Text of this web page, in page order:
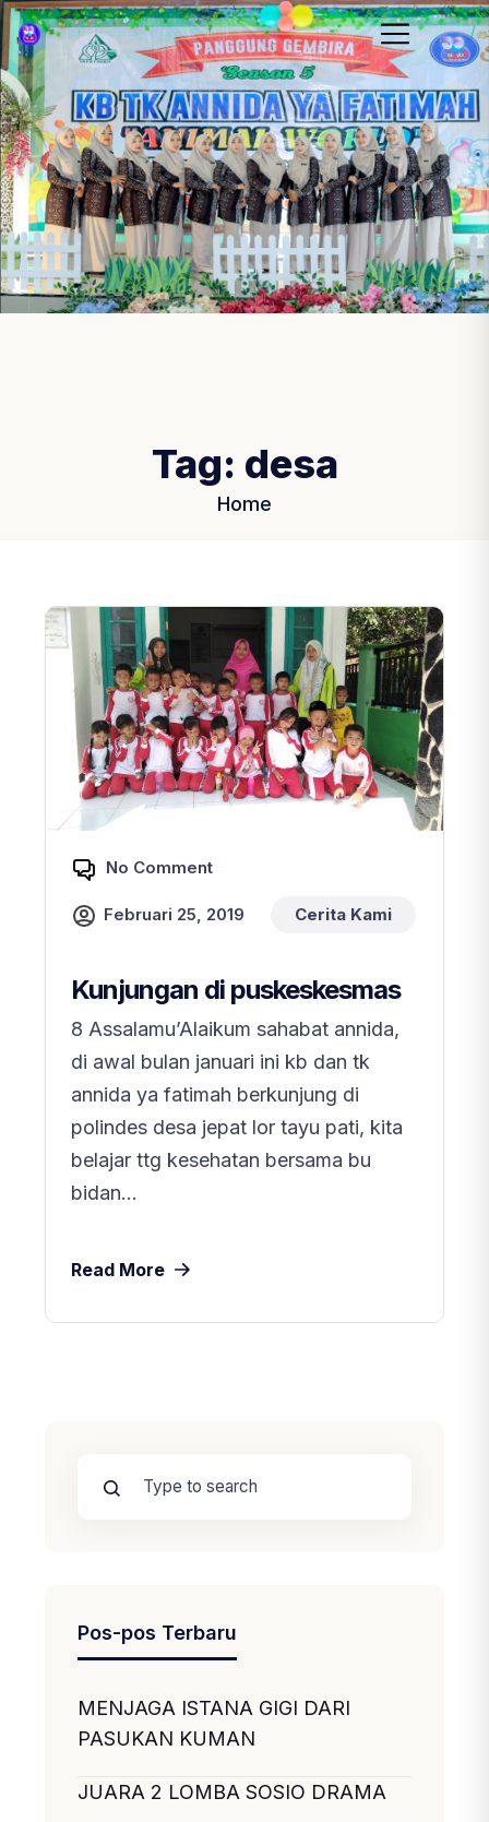
Tag: desa
Home
No Comment
Februari 25, 2019 Cerita Kami
Kunjungan di puskeskesmas
8 Assalamu’Alaikum sahabat annida,
di awal bulan januari ini kb dan tk
annida ya fatimah berkunjung di
polindes desa jepat lor tayu pati, kita
belajar ttg kesehatan bersama bu
bidan...
Read More
Pos-pos Terbaru
MENJAGA ISTANA GIGI DARI
PASUKAN KUMAN
JUARA 2 LOMBA SOSIO DRAMA